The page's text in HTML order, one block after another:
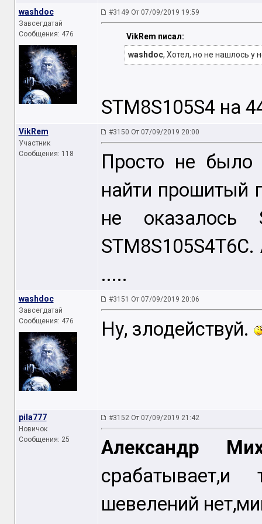
washdoc
Завсегдатай
Сообщения: 476
#3149 От 07/09/2019 19:59
VikRem писал:
washdoc, Хотел, но не нашлось у
STM8S105S4 на
VikRem
Участник
Сообщения: 118
#3150 От 07/09/2019 20:00
Просто не
найти прошитый
не оказалось
.....
washdoc
Завсегдатай
Сообщения: 476
#3151 От 07/09/2019 20:06
Ну, злодействуй.
pila777
Новичок
Сообщения: 25
#3152 От 07/09/2019 21:42
Александр
шевелений